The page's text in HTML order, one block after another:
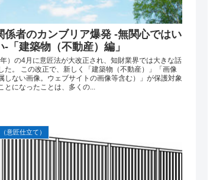
係者のカンブリア爆発 -無関心ではい
-「建築物（不動産）編」
）の4月に意匠法が大改正され、知財業界では大きな話
た。 この改正で、新しく「建築物（不動産）」「画像
しない画像。ウェブサイトの画像等含む）」が保護対象
とになったことは、多くの...
意匠仕立て）